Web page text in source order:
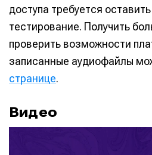
доступа требуется
тестирование. Получить
проверить возможности
записанные аудиофайлы
странице.
Видео